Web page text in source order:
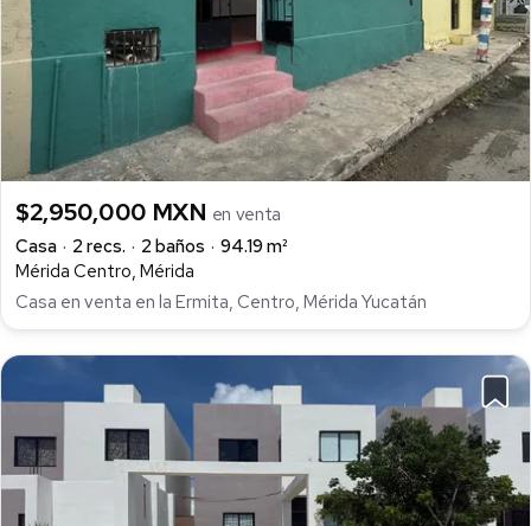
$2,950,000 MXN en venta
Casa
2 recs. 2 baños
94.19 m²
Mérida Centro, Mérida
Casa en venta en la Ermita, Centro, Mérida Yucatán